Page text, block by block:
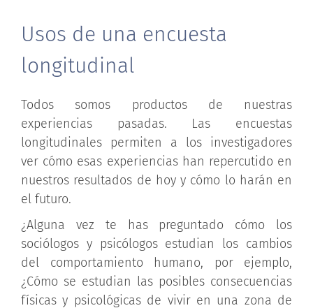
Usos de una encuesta
longitudinal
Todos somos productos de nuestras
experiencias pasadas. Las encuestas
longitudinales permiten a los investigadores
ver cómo esas experiencias han repercutido en
nuestros resultados de hoy y cómo lo harán en
el futuro.
¿Alguna vez te has preguntado cómo los
sociólogos y psicólogos estudian los cambios
del comportamiento humano, por ejemplo,
¿Cómo se estudian las posibles consecuencias
físicas y psicológicas de vivir en una zona de